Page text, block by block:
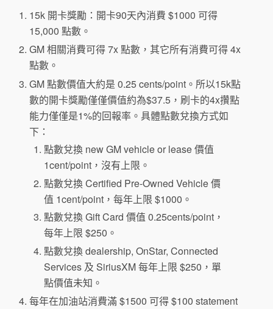
15k 開卡獎勵：開卡90天內消費 $1000 可得
15,000 點數。
GM 相關消費可得 7x 點數，其它所有消費可得 4x
點數。
GM 點數價值大約是 0.25 cents/point。所以15k點
數的開卡獎勵僅僅價值約為$37.5，刷卡的4x攢點
能力僅僅是1%的回報率。具體點數兌換方式如
下：
點數兌換 new GM vehicle or lease 價值
1cent/point，沒有上限。
點數兌換 Certified Pre-Owned Vehicle 價
值 1cent/point，每年上限 $1000。
點數兌換 Gift Card 價值 0.25cents/point，
每年上限 $250。
點數兌換 dealership, OnStar, Connected
Services 及 SiriusXM 每年上限 $250，單
點價值未知。
每年在加油站消費滿 $1500 可得 $100 statement